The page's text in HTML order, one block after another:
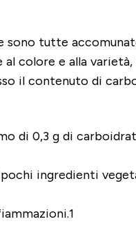
tutte
colore e alla varietà,
il contenuto di
di 0,3 g di
ingredienti